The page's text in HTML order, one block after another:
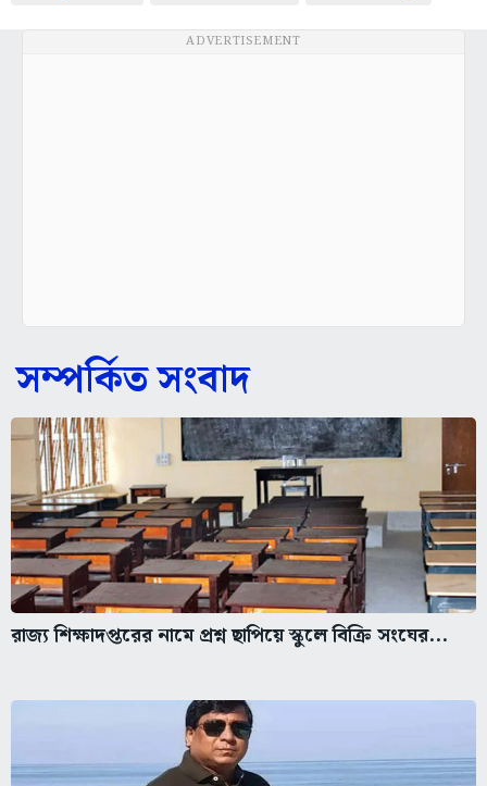
ADVERTISEMENT
সম্পর্কিত সংবাদ
রাজ্য শিক্ষাদপ্তরের নামে প্রশ্ন ছাপিয়ে স্কুলে বিক্রি সংঘের...